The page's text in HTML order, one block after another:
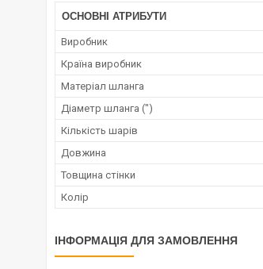
ОСНОВНІ АТРИБУТИ
Виробник
Країна виробник
Матеріал шланга
Діаметр шланга (")
Кількість шарів
Довжина
Товщина стінки
Колір
ІНФОРМАЦІЯ ДЛЯ ЗАМОВЛЕННЯ